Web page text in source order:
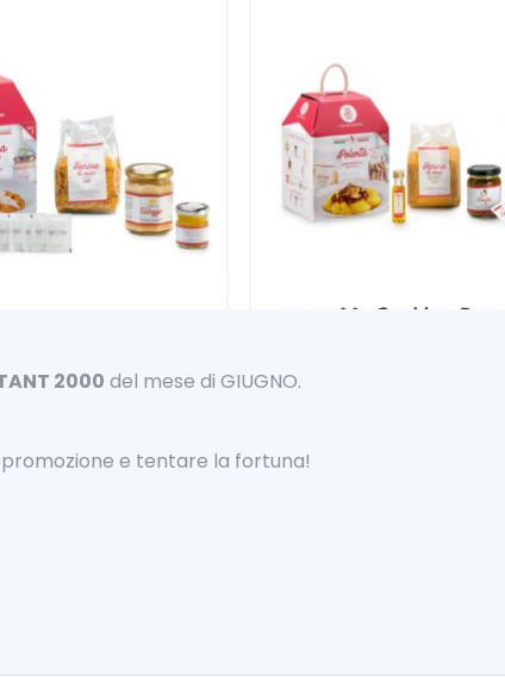
2000 del mese di GIUGNO.
e tentare la fortuna!